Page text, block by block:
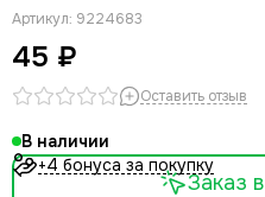
Артикул: 9224683
45 ₽
Оставить отзыв
В наличии
+4 бонуса за покупку
Заказ